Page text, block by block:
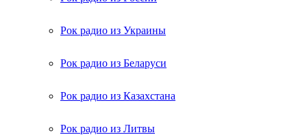
Рок радио из Украины
Рок радио из Беларуси
Рок радио из Казахстана
Рок радио из Литвы